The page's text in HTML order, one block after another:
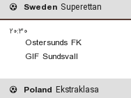
Sweden Superettan
۲۰:۳۰
Ostersunds FK
GIF Sundsvall
Poland Ekstraklasa